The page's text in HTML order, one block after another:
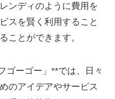
ンディのように費用を
スを賢く利用すること
ことができます。
ゴーゴー」**では、日々
のアイデアやサービス